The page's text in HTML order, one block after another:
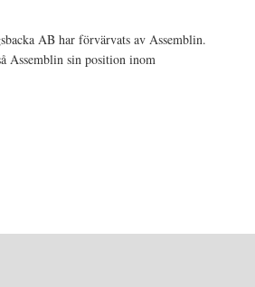
AB har förvärvats av Assemblin.
Assemblin sin position inom